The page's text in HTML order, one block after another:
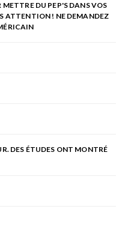
METTRE DU PEP'S DANS VOS
ATTENTION ! NE DEMANDEZ
DES ÉTUDES ONT MONTRÉ